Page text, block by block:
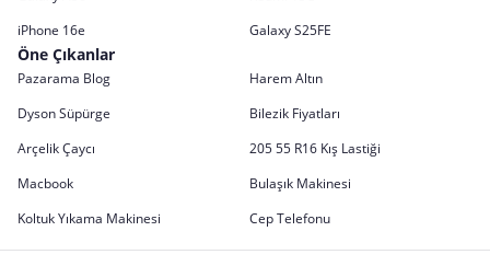
iPhone 16e
Galaxy S25FE
Öne Çıkanlar
Pazarama Blog
Harem Altın
Dyson Süpürge
Bilezik Fiyatları
Arçelik Çaycı
205 55 R16 Kış Lastiği
Macbook
Bulaşık Makinesi
Koltuk Yıkama Makinesi
Cep Telefonu